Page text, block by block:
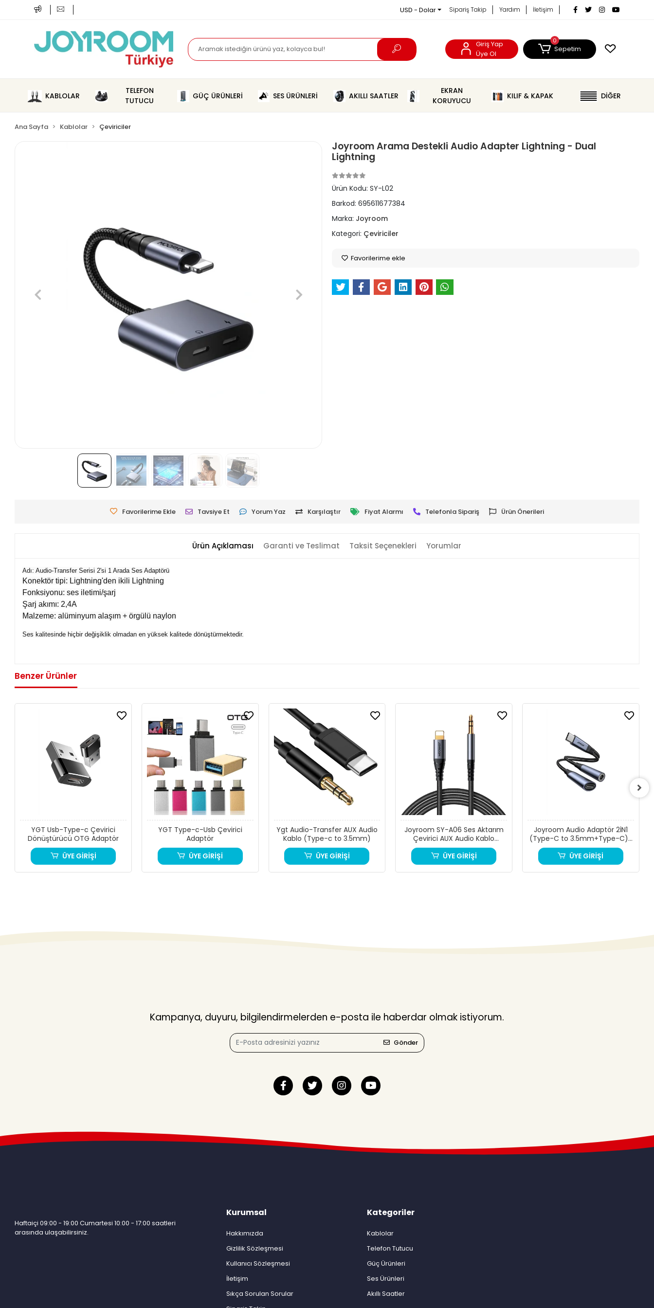
USD - Dolar Sipariş Takip Yardım İletişim
Giriş Yap
Üye Ol
0
Sepetim
KABLOLAR
TELEFON
TUTUCU
GÜÇ ÜRÜNLERİ SES ÜRÜNLERİ AKILLI SAATLER
EKRAN
KORUYUCU
KILIF & KAPAK DİĞER
Ana Sayfa Kablolar Çeviriciler
Joyroom Arama Destekli Audio Adapter Lightning - Dual
Lightning
Ürün Kodu: SY-L02
Barkod: 695611677384
Marka: Joyroom
Kategori: Çeviriciler
Favorilerime ekle
Favorilerime Ekle Tavsiye Et Yorum Yaz Karşılaştır Fiyat Alarmı Telefonla Sipariş Ürün Önerileri
Ürün Açıklaması Garanti ve Teslimat Taksit Seçenekleri Yorumlar
Adı: Audio-Transfer Serisi 2'si 1 Arada Ses Adaptörü
Konektör tipi: Lightning'den ikili Lightning
Fonksiyonu: ses iletimi/şarj
Şarj akımı: 2,4A
Malzeme: alüminyum alaşım + örgülü naylon
Ses kalitesinde hiçbir değişiklik olmadan en yüksek kalitede dönüştürmektedir.
Benzer Ürünler
YGT Usb-Type-c Çevirici
Dönüştürücü OTG Adaptör
ÜYE GİRİŞİ
YGT Type-c-Usb Çevirici
Adaptör
ÜYE GİRİŞİ
Ygt Audio-Transfer AUX Audio
Kablo (Type-c to 3.5mm)
ÜYE GİRİŞİ
Joyroom SY-A06 Ses Aktarım
Çevirici AUX Audio Kablo
Lightning’den 3.5mm
ÜYE GİRİŞİ
Joyroom Audio Adaptör 2İN1
(Type-C to 3.5mm+Type-C)-
Siyah
ÜYE GİRİŞİ
Kampanya, duyuru, bilgilendirmelerden e-posta ile haberdar olmak istiyorum.
Gönder
Haftaiçi 09:00 - 19:00 Cumartesi 10:00 - 17:00 saatleri
arasında ulaşabilirsiniz.
Kurumsal
Hakkımızda
Gizlilik Sözleşmesi
Kullanıcı Sözleşmesi
İletişim
Sıkça Sorulan Sorular
Kategoriler
Kablolar
Telefon Tutucu
Güç Ürünleri
Ses Ürünleri
Akıllı Saatler